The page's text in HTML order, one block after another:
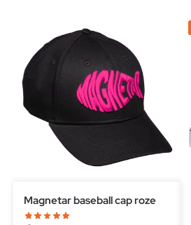
Magnetar baseball cap roze